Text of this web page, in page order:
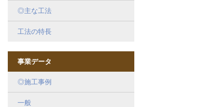
◎主な工法
工法の特長
事業データ
◎施工事例
一般